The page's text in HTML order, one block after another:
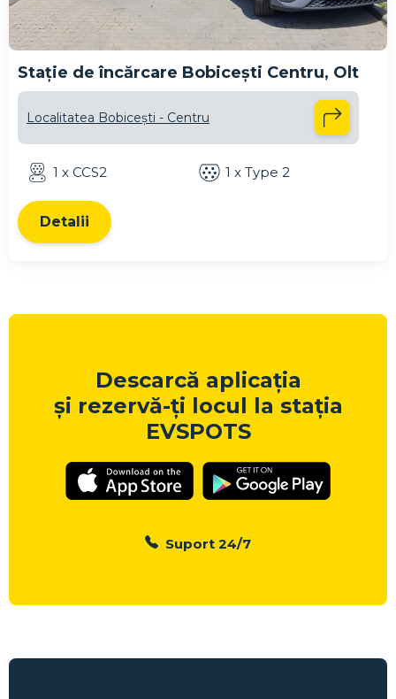
Stație de încărcare Bobicești Centru, Olt
Localitatea Bobicești - Centru
1 x CCS2 1 x Type 2
Detalii
Descarcă aplicația
și rezervă-ți locul la stația
EVSPOTS
Suport 24/7